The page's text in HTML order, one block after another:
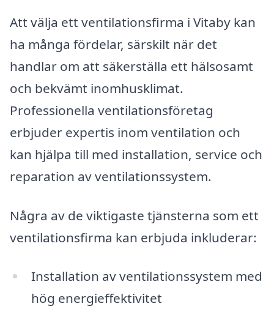
Att välja ett ventilationsfirma i Vitaby kan
ha många fördelar, särskilt när det
handlar om att säkerställa ett hälsosamt
och bekvämt inomhusklimat.
Professionella ventilationsföretag
erbjuder expertis inom ventilation och
kan hjälpa till med installation, service och
reparation av ventilationssystem.
Några av de viktigaste tjänsterna som ett
ventilationsfirma kan erbjuda inkluderar:
Installation av ventilationssystem med
hög energieffektivitet